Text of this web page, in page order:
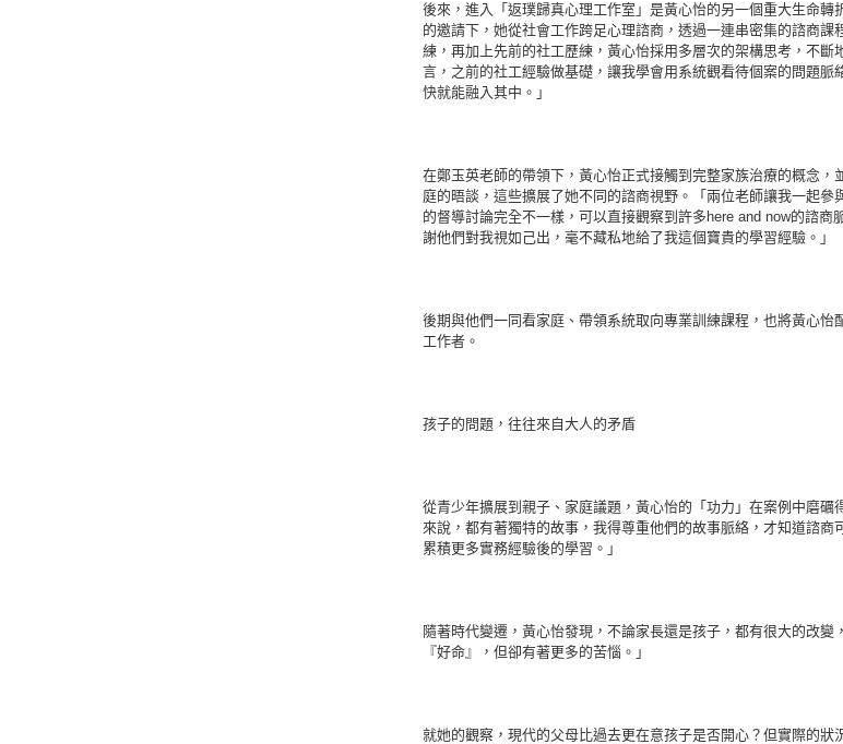
後來，進入「返璞歸真心理工作室」是黃心怡的另一個重大生命轉
的邀請下，她從社會工作跨足心理諮商，透過一連串密集的諮商課
練，再加上先前的社工歷練，黃心怡採用多層次的架構思考，不斷
言，之前的社工經驗做基礎，讓我學會用系統觀看待個案的問題脈
快就能融入其中。」
在鄭玉英老師的帶領下，黃心怡正式接觸到完整家族治療的概念，
庭的晤談，這些擴展了她不同的諮商視野。「兩位老師讓我一起參
的督導討論完全不一樣，可以直接觀察到許多here and now的諮商
謝他們對我視如己出，毫不藏私地給了我這個寶貴的學習經驗。」
後期與他們一同看家庭、帶領系統取向專業訓練課程，也將黃心怡
工作者。
孩子的問題，往往來自大人的矛盾
從青少年擴展到親子、家庭議題，黃心怡的「功力」在案例中磨礪
來說，都有著獨特的故事，我得尊重他們的故事脈絡，才知道諮商
累積更多實務經驗後的學習。」
隨著時代變遷，黃心怡發現，不論家長還是孩子，都有很大的改變
『好命』，但卻有著更多的苦惱。」
就她的觀察，現代的父母比過去更在意孩子是否開心？但實際的狀